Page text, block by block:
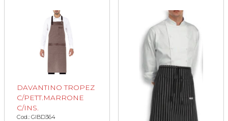
DAVANTINO TROPEZ
C/PETT.MARRONE
C/INS.
Cod.: GIBD364